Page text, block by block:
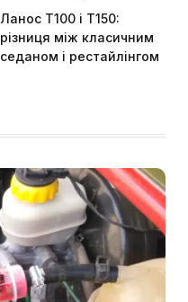
Ланос Т100 і Т150:
різниця між класичним
седаном і рестайлінгом